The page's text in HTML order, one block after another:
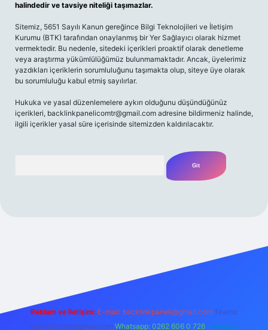
halindedir ve tavsiye niteliği taşımazlar.
Sitemiz, 5651 Sayılı Kanun gereğince Bilgi Teknolojileri ve İletişim
Kurumu (BTK) tarafından onaylanmış bir Yer Sağlayıcı olarak hizmet
vermektedir. Bu nedenle, sitedeki içerikleri proaktif olarak denetleme
veya araştırma yükümlülüğümüz bulunmamaktadır. Ancak, üyelerimiz
yazdıkları içeriklerin sorumluluğunu taşımakta olup, siteye üye olarak
bu sorumluluğu kabul etmiş sayılırlar.
Hukuka ve yasal düzenlemelere aykırı olduğunu düşündüğünüz
içerikleri, backlinkpanelicomtr@gmail.com adresine bildirmeniz halinde,
ilgili içerikler yasal süre içerisinde sitemizden kaldırılacaktır.
m elexbet
Reklam ve İletişim: E-mail: backlinkpaneli@gmail.com Teams:
forumhizmeti@gmail.com Whatsapp: 0262 606 0 726 Telegram: